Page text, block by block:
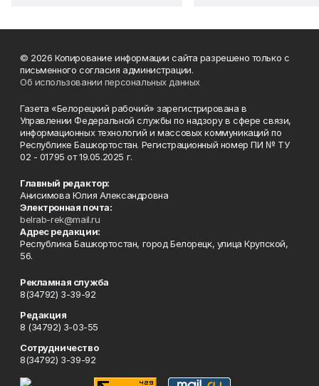
© 2026 Копирование информации сайта разрешено только с
письменного согласия администрации.
Об использовании персональных данных
Газета «Белорецкий рабочий» зарегистрирована в
Управлении Федеральной службы по надзору в сфере связи,
информационных технологий и массовых коммуникаций по
Республике Башкортостан. Регистрационный номер ПИ № ТУ
02 - 01795 от 19.05.2025 г.
Главный редактор:
Анисимова Юлия Александровна
Электронная почта:
belrab-rek@mail.ru
Адрес редакции:
Республика Башкортостан, город Белорецк, улица Крупской,
56.
Рекламная служба
8(34792) 3-39-92
Редакция
8 (34792) 3-03-55
Сотрудничество
8(34792) 3-39-92